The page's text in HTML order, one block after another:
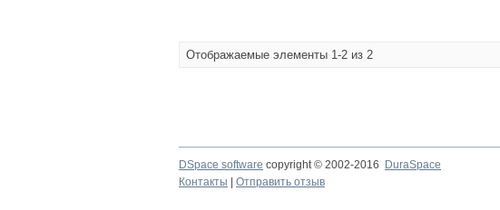
Отображаемые элементы 1-2 из 2
DSpace software copyright © 2002-2016 DuraSpace
Контакты
Отправить отзыв